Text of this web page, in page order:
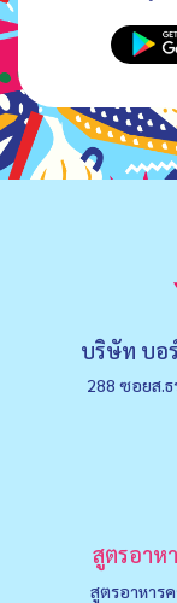
บริษัท บอ
288 ซอยส.
สูตรอาห
สูตรอาหารค